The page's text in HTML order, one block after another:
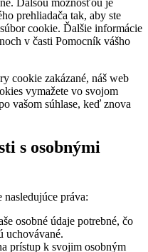
Ďalšou možnosťou je
prehliadača tak, aby ste
cookie. Ďalšie informácie
v časti Pomocník vášho
cookie zakázané, náš web
vymažete vo svojom
vašom súhlase, keď znova
s osobnými
práva:
osobné údaje potrebné, čo
uchovávané.
prístup k svojim osobným